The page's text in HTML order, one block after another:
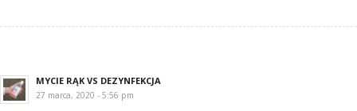
MYCIE RĄK VS DEZYNFEKCJA
27 marca, 2020 - 5:56 pm